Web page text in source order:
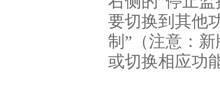
要切换到其他
制”（注意：
或切换相应功